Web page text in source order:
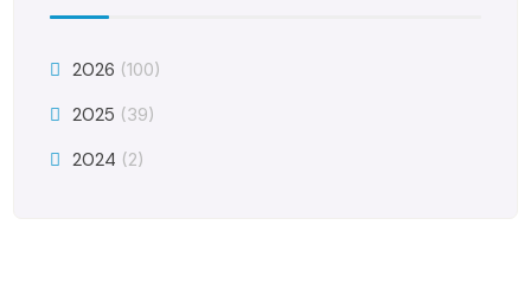
2026 (100)
2025 (39)
2024 (2)